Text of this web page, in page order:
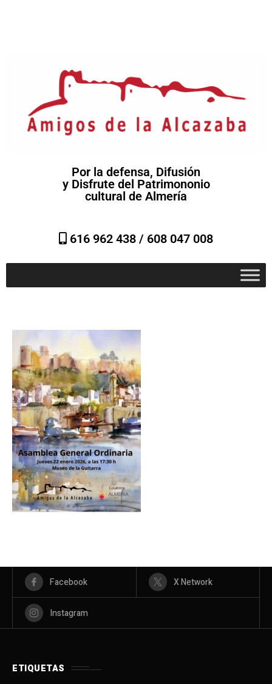
Por la defensa, Difusión
y Disfrute del Patrimononio
cultural de Almería
616 962 438 / 608 047 008
Facebook X Network
Instagram
ETIQUETAS